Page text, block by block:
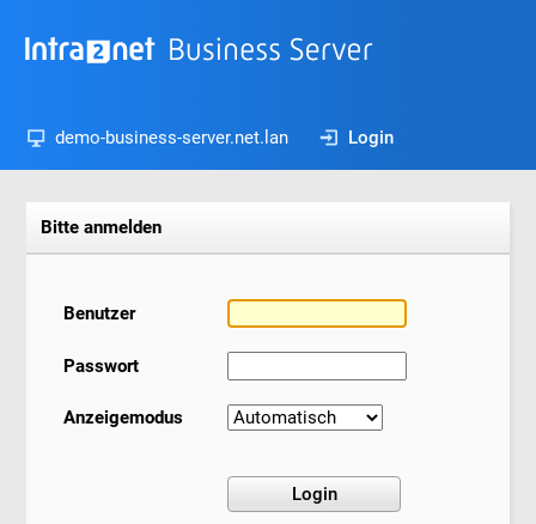
demo-business-server.net.lan Login
Bitte anmelden
Benutzer
Passwort
Anzeigemodus